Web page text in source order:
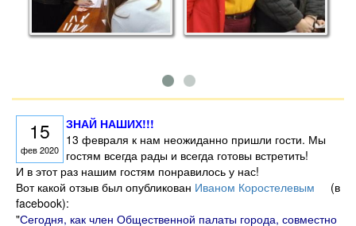
15
фев 2020
ЗНАЙ НАШИХ!!!
13 февраля к нам неожиданно пришли гости. Мы
гостям всегда рады и всегда готовы встретить!
И в этот раз нашим гостям понравилось у нас!
Вот какой отзыв был опубликован Иваном Коростелевым
(в
facebook):
"Сегодня, как член Общественной палаты города, совместно